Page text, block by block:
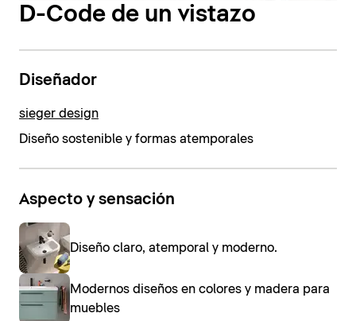
D-Code de un vistazo
Diseñador
sieger design
Diseño sostenible y formas atemporales
Aspecto y sensación
Diseño claro, atemporal y moderno.
Modernos diseños en colores y madera para
muebles